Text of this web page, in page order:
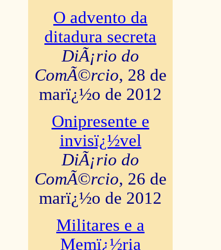
O advento da
ditadura secreta
DiÃ¡rio do
ComÃ©rcio, 28 de
marï¿½o de 2012
Onipresente e
invisï¿½vel
DiÃ¡rio do
ComÃ©rcio, 26 de
marï¿½o de 2012
Militares e a
Memï¿½ria